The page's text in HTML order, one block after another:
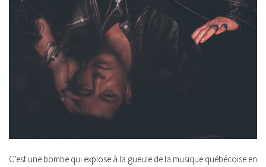
C’est une bombe qui explose à la gueule de la musique québécoise en